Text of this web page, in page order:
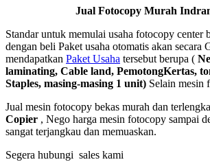
Jual Fotocopy Murah
Standar untuk memulai usaha fotocopy center
dengan beli Paket usaha otomatis akan secara
mendapatkan Paket Usaha tersebut berupa (
laminating, Cable land, PemotongKertas,
Staples, masing-masing 1 unit) Selain mesin
Jual mesin fotocopy bekas murah dan
Copier , Nego harga mesin fotocopy sampai
sangat terjangkau dan memuaskan.
Segera hubungi sales kami